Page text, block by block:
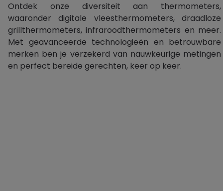
Ontdek onze diversiteit aan thermometers,
waaronder digitale vleesthermometers, draadloze
grillthermometers, infraroodthermometers en meer.
Met geavanceerde technologieën en betrouwbare
merken ben je verzekerd van nauwkeurige metingen
en perfect bereide gerechten, keer op keer.